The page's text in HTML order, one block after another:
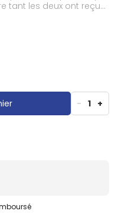
tant les deux ont reçu
le respect de
- 1 +